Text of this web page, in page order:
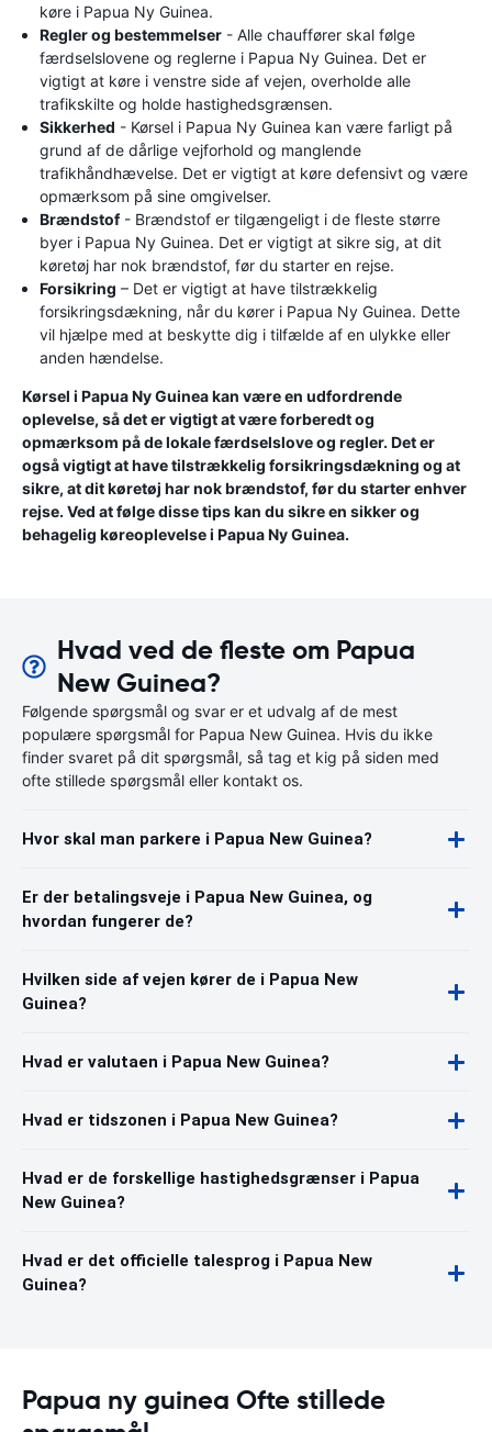
køre i Papua Ny Guinea.
Regler og bestemmelser - Alle chauffører skal følge
færdselslovene og reglerne i Papua Ny Guinea. Det er
vigtigt at køre i venstre side af vejen, overholde alle
trafikskilte og holde hastighedsgrænsen.
Sikkerhed - Kørsel i Papua Ny Guinea kan være farligt på
grund af de dårlige vejforhold og manglende
trafikhåndhævelse. Det er vigtigt at køre defensivt og være
opmærksom på sine omgivelser.
Brændstof- Brændstof er tilgængeligt i de fleste større
byer i Papua Ny Guinea. Det er vigtigt at sikre sig, at dit
køretøj har nok brændstof, før du starter en rejse.
Forsikring – Det er vigtigt at have tilstrækkelig
forsikringsdækning, når du kører i Papua Ny Guinea. Dette
vil hjælpe med at beskytte dig i tilfælde af en ulykke eller
anden hændelse.
Kørsel i Papua Ny Guinea kan være en udfordrende
oplevelse, så det er vigtigt at være forberedt og
opmærksom på de lokale færdselslove og regler. Det er
også vigtigt at have tilstrækkelig forsikringsdækning og at
sikre, at dit køretøj har nok brændstof, før du starter enhver
rejse. Ved at følge disse tips kan du sikre en sikker og
behagelig køreoplevelse i Papua Ny Guinea.
Hvad ved de fleste om Papua
New Guinea?
Følgende spørgsmål og svar er et udvalg af de mest
populære spørgsmål for Papua New Guinea. Hvis du ikke
finder svaret på dit spørgsmål, så tag et kig på siden med
ofte stillede spørgsmål eller kontakt os.
Hvor skal man parkere i Papua New Guinea?
Er der betalingsveje i Papua New Guinea, og
hvordan fungerer de?
Hvilken side af vejen kører de i Papua New
Guinea?
Hvad er valutaen i Papua New Guinea?
Hvad er tidszonen i Papua New Guinea?
Hvad er de forskellige hastighedsgrænser i Papua
New Guinea?
Hvad er det officielle talesprog i Papua New
Guinea?
Papua ny guinea Ofte stillede